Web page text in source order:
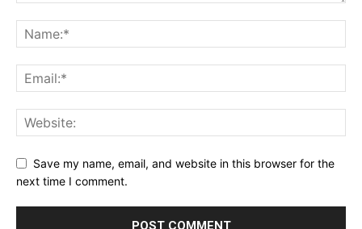
Save my name, email, and website in this browser for the
next time I comment.